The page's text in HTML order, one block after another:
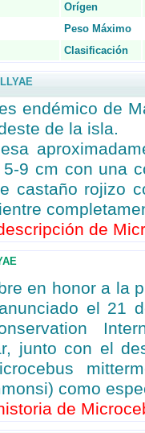
Orígen
Peso Máximo
Clasificación
endémico de
de la isla.
9 cm con una
castaño rojizo
de
en honor a la
el 21
junto con el
como
de